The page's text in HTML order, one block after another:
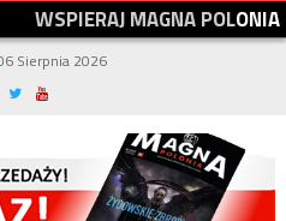
WSPIERAJMAGNAPOLONIA
Sierpnia 2026